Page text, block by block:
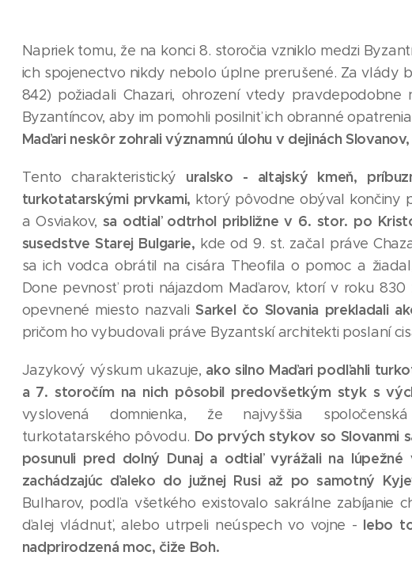
Napriek tomu, že na konci 8. storočia vzniklo medzi
ich spojenectvo nikdy nebolo úplne prerušené. Za vlády
842) požiadali Chazari, ohrození vtedy pravdepodobne
Byzantíncov, aby im pomohli posilniť ich obranné
Maďari neskôr zohrali významnú úlohu v dejinách
Tento charakteristický uralsko - altajský kmeň,
turkotatarskými prvkami, ktorý pôvodne obýval končiny
a Osviakov, sa odtiaľ odtrhol približne v 6. stor. po
susedstve Starej Bulgarie, kde od 9. st. začal práve
sa ich vodca obrátil na cisára Theofila o pomoc a
Done pevnosť proti nájazdom Maďarov, ktorí v roku 830
opevnené miesto nazvali Sarkel čo Slovania prekladali
pričom ho vybudovali práve Byzantskí architekti poslaní
Jazykový výskum ukazuje, ako silno Maďari podľahli
a 7. storočím na nich pôsobil predovšetkým styk s
vyslovená domnienka, že najvyššia
turkotatarského pôvodu. Do prvých stykov so Slovanmi
posunuli pred dolný Dunaj a odtiaľ vyrážali na
zachádzajúc ďaleko do južnej Rusi až po samotný
Bulharov, podľa všetkého existovalo sakrálne zabíjanie
ďalej vládnuť, alebo utrpeli neúspech vo vojne - lebo
nadprirodzená moc, čiže Boh.